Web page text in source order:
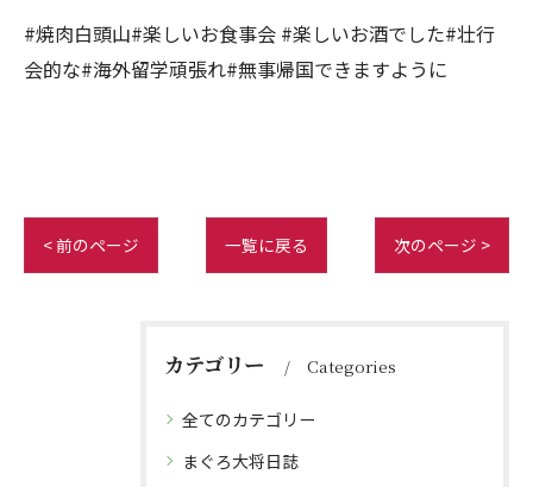
#焼肉白頭山#楽しいお食事会 #楽しいお酒でした#壮行
会的な#海外留学頑張れ#無事帰国できますように
< 前のページ 一覧に戻る 次のページ >
カテゴリー Categories
全てのカテゴリー
まぐろ大将日誌